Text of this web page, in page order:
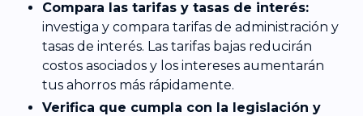
Compara las tarifas y tasas de interés:
investiga y compara tarifas de administración y
tasas de interés. Las tarifas bajas reducirán
costos asociados y los intereses aumentarán
tus ahorros más rápidamente.
Verifica que cumpla con la legislación y